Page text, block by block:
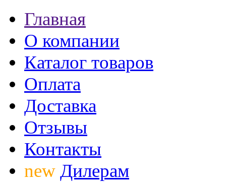
Главная
О компании
Каталог товаров
Оплата
Доставка
Отзывы
Контакты
new Дилерам